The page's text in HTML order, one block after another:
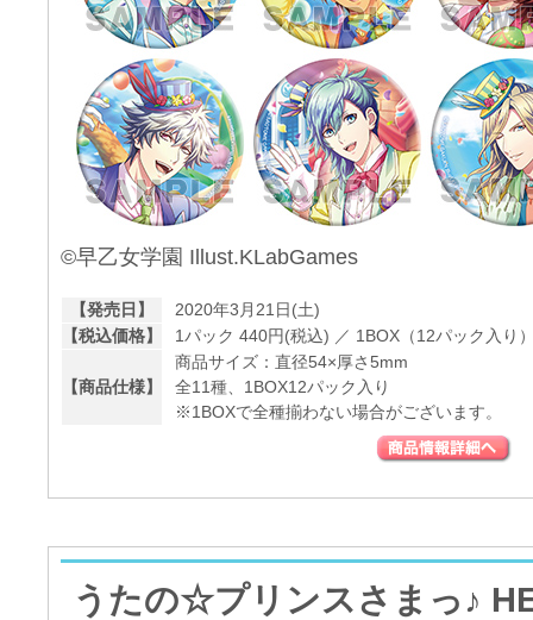
©早乙女学園 Illust.KLabGames
【発売日】
2020年3月21日(土)
【税込価格】
1パック 440円(税込) ／ 1BOX（12パック入り
【商品仕様】
商品サイズ：直径54×厚さ5mm
全11種、1BOX12パック入り
※1BOXで全種揃わない場合がございます。
うたの☆プリンスさまっ♪